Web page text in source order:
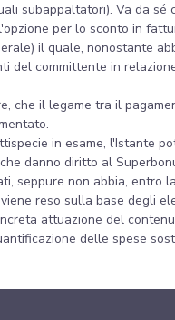
subappaltatori). Va da
per lo sconto in
il quale, nonostante
del committente in
che il legame tra il
in esame, l'Istante
danno diritto al
seppure non abbia, entro
reso sulla base degli
attuazione del
delle spese